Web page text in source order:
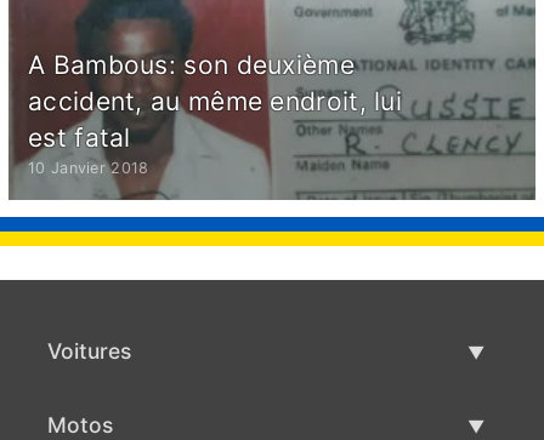
A Bambous: son deuxième
accident, au même endroit, lui
est fatal
10 Janvier 2018
Voitures
Motos